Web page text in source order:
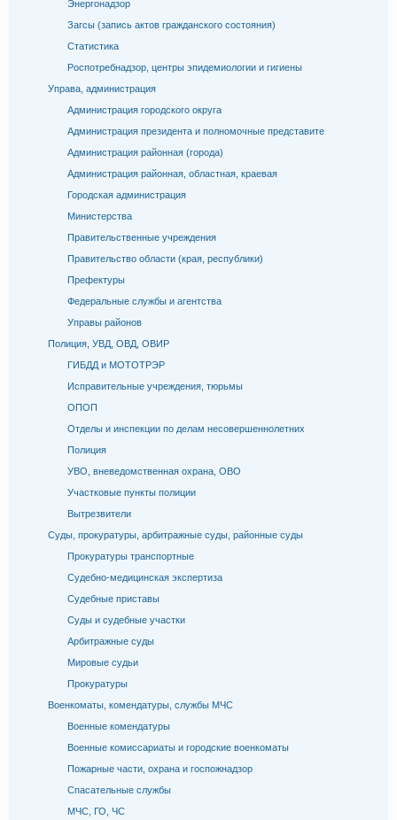
Энергонадзор
Загсы (запись актов гражданского состояния)
Статистика
Роспотребнадзор, центры эпидемиологии и гигиены
Управа, администрация
Администрация городского округа
Администрация президента и полномочные представите
Администрация районная (города)
Администрация районная, областная, краевая
Городская администрация
Министерства
Правительственные учреждения
Правительство области (края, республики)
Префектуры
Федеральные службы и агентства
Управы районов
Полиция, УВД, ОВД, ОВИР
ГИБДД и МОТОТРЭР
Исправительные учреждения, тюрьмы
ОПОП
Отделы и инспекции по делам несовершеннолетних
Полиция
УВО, вневедомственная охрана, ОВО
Участковые пункты полиции
Вытрезвители
Суды, прокуратуры, арбитражные суды, районные суды
Прокуратуры транспортные
Судебно-медицинская экспертиза
Судебные приставы
Суды и судебные участки
Арбитражные суды
Мировые судьи
Прокуратуры
Военкоматы, комендатуры, службы МЧС
Военные комендатуры
Военные комиссариаты и городские военкоматы
Пожарные части, охрана и госпожнадзор
Спасательные службы
МЧС, ГО, ЧС